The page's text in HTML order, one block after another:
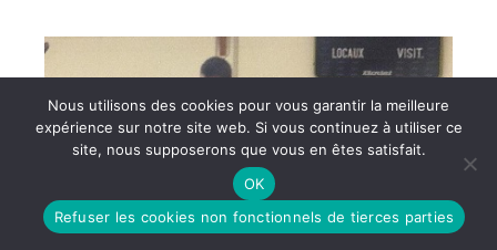
Nous utilisons des cookies pour vous garantir la meilleure
expérience sur notre site web. Si vous continuez à utiliser ce
site, nous supposerons que vous en êtes satisfait.
OK
Refuser les cookies non fonctionnels de tierces parties